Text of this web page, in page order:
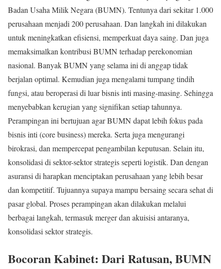
Badan Usaha Milik Negara (BUMN). Tentunya dari sekitar 1.000
perusahaan menjadi 200 perusahaan. Dan langkah ini dilakukan
untuk meningkatkan efisiensi, memperkuat daya saing. Dan juga
memaksimalkan kontribusi BUMN terhadap perekonomian
nasional. Banyak BUMN yang selama ini di anggap tidak
berjalan optimal. Kemudian juga mengalami tumpang tindih
fungsi, atau beroperasi di luar bisnis inti masing-masing. Sehingga
menyebabkan kerugian yang signifikan setiap tahunnya.
Perampingan ini bertujuan agar BUMN dapat lebih fokus pada
bisnis inti (core business) mereka. Serta juga mengurangi
birokrasi, dan mempercepat pengambilan keputusan. Selain itu,
konsolidasi di sektor-sektor strategis seperti logistik. Dan dengan
asuransi di harapkan menciptakan perusahaan yang lebih besar
dan kompetitif. Tujuannya supaya mampu bersaing secara sehat di
pasar global. Proses perampingan akan dilakukan melalui
berbagai langkah, termasuk merger dan akuisisi antaranya,
konsolidasi sektor strategis.
Bocoran Kabinet: Dari Ratusan, BUMN